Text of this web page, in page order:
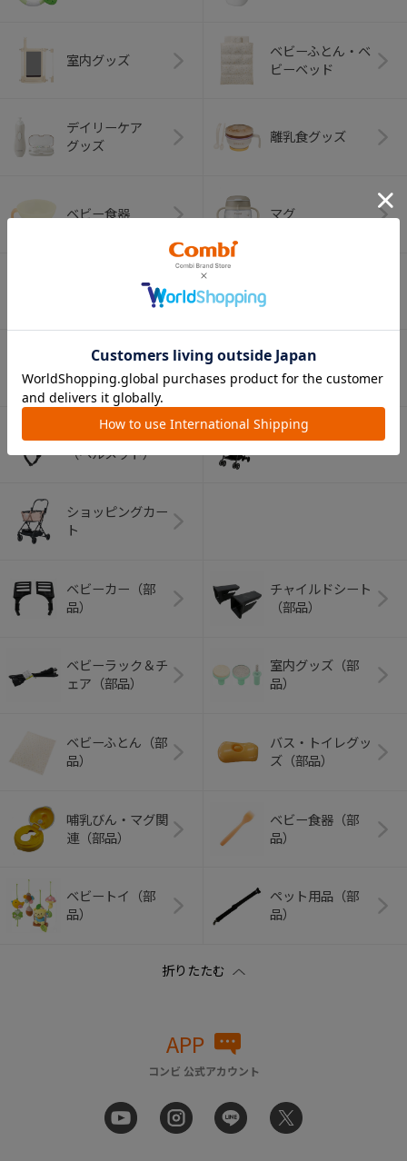
室内グッズ
ベビーふとん・ベ
ビーベッド
デイリーケア
グッズ
離乳食グッズ
ベビー食器 マグ
おはし・スプー
オーラルケア
（お口のケア）
ベビートイ
（ヘルメット）
ペット用品
ショッピングカー
ト
ベビーカー（部
品）
チャイルドシート
（部品）
ベビーラック＆チ
ェア（部品）
室内グッズ（部
品）
ベビーふとん（部
品）
バス・トイレグッ
ズ（部品）
哺乳びん・マグ関
連（部品）
ベビー食器（部
品）
ベビートイ（部
品）
ペット用品（部
品）
APP
コンビ 公式アカウント